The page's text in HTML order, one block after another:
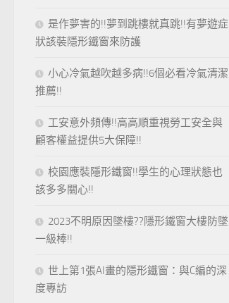
是作夢害的!!夢到跳樓就真跳!!有夢遊症
狀該裝隱形鐵窗來防護
小心冷氣越吹越多病!!6個必看冷氣清潔
推薦!!
工安意外頻傳!!高高順重視勞工安全與
顧客權益提供5大保障!!
校園應裝隱形鐵窗!!學生的心理狀態也
該多多關心!!
2023不明原因墜樓??隱形鐵窗大樓防墜
一級棒!!
世上第1張AI畫的隱形鐵窗：與C編的深
度專訪